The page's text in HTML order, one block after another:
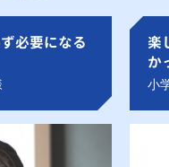
必要になる
楽
か
小